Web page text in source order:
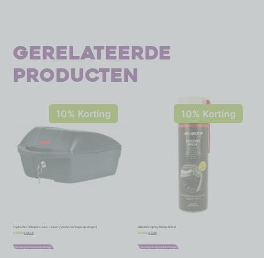
Gerelateerde
producten
10% Korting
Topkoffer Polisport Luxe – zwart (vaste montage op drager)
€ 37,99 € 34,19
Toevoegen aan winkelwagen
10% Korting
Siliconenspray Motip 400ml
€ 6,00 € 5,40
Toevoegen aan winkelwagen